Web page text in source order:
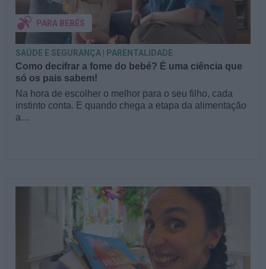
Como decifrar a fome do bebé? É uma ciência que
só os pais sabem!
Na hora de escolher o melhor para o seu filho, cada
instinto conta. E quando chega a etapa da alimentação
a…
PARA BEBÉS
SAÚDE E SEGURANÇA | PARENTALIDADE